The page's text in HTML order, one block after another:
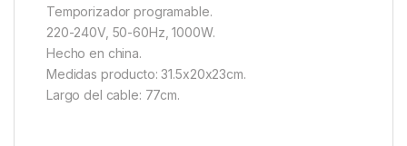
Temporizador programable.
220-240V, 50-60Hz, 1000W.
Hecho en china.
Medidas producto: 31.5x20x23cm.
Largo del cable: 77cm.